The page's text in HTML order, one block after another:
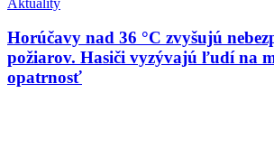
Horúčavy nad 36 °C zvyšujú
požiarov. Hasiči vyzývajú ľudí na
opatrnosť